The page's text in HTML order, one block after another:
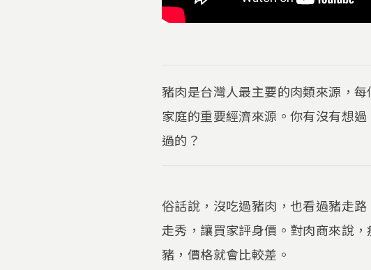
豬肉是台灣人最主要的肉類來源，
家庭的重要經濟來源。你有沒有想
過的？
俗話說，沒吃過豬肉，也看過豬走
走秀，讓買家評身價。對肉商來說
豬，價格就會比較差。